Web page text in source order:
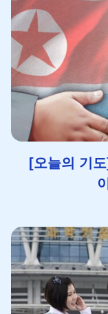
[오늘의 기